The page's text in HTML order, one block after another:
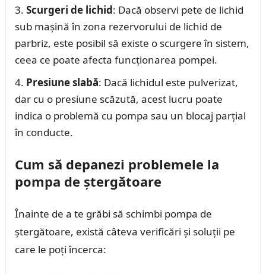
Scurgeri de lichid: Dacă observi pete de lichid
sub mașină în zona rezervorului de lichid de
parbriz, este posibil să existe o scurgere în sistem,
ceea ce poate afecta funcționarea pompei.
Presiune slabă: Dacă lichidul este pulverizat,
dar cu o presiune scăzută, acest lucru poate
indica o problemă cu pompa sau un blocaj parțial
în conducte.
Cum să depanezi problemele la
pompa de ștergătoare
Înainte de a te grăbi să schimbi pompa de
ștergătoare, există câteva verificări și soluții pe
care le poți încerca: